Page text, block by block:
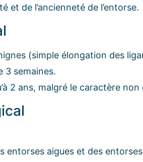
et de l’ancienneté de l’entorse.
(simple élongation des
3 semaines.
2 ans, malgré le caractère non
entorses aigues et des